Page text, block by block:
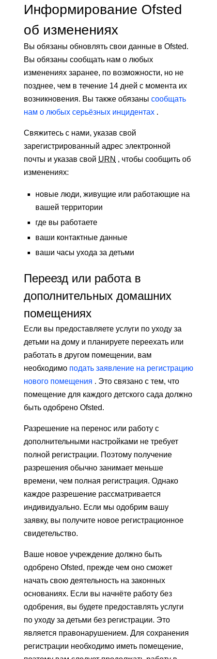
Информирование Ofsted
об изменениях
Вы обязаны обновлять свои данные в Ofsted.
Вы обязаны сообщать нам о любых
изменениях заранее, по возможности, но не
позднее, чем в течение 14 дней с момента их
возникновения. Вы также обязаны сообщать
нам о любых серьёзных инцидентах .
Свяжитесь с нами, указав свой
зарегистрированный адрес электронной
почты и указав свой URN , чтобы сообщить об
изменениях:
новые люди, живущие или работающие на
вашей территории
где вы работаете
ваши контактные данные
ваши часы ухода за детьми
Переезд или работа в
дополнительных домашних
помещениях
Если вы предоставляете услуги по уходу за
детьми на дому и планируете переехать или
работать в другом помещении, вам
необходимо подать заявление на регистрацию
нового помещения . Это связано с тем, что
помещение для каждого детского сада должно
быть одобрено Ofsted.
Разрешение на перенос или работу с
дополнительными настройками не требует
полной регистрации. Поэтому получение
разрешения обычно занимает меньше
времени, чем полная регистрация. Однако
каждое разрешение рассматривается
индивидуально. Если мы одобрим вашу
заявку, вы получите новое регистрационное
свидетельство.
Ваше новое учреждение должно быть
одобрено Ofsted, прежде чем оно сможет
начать свою деятельность на законных
основаниях. Если вы начнёте работу без
одобрения, вы будете предоставлять услуги
по уходу за детьми без регистрации. Это
является правонарушением. Для сохранения
регистрации необходимо иметь помещение,